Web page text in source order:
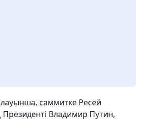
саммитке Ресей
Владимир Путин,